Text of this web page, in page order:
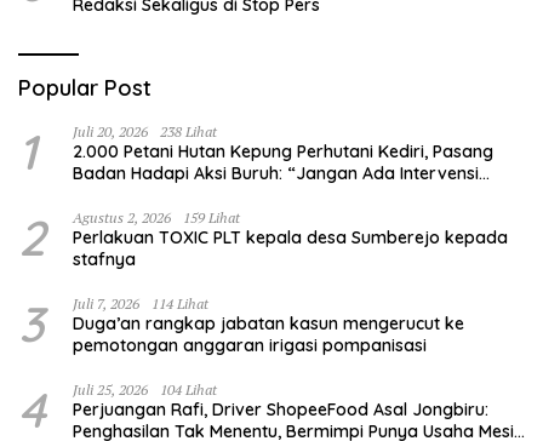
Redaksi Sekaligus di Stop Pers
Popular Post
1 Juli 20, 2026 238 Lihat
2.000 Petani Hutan Kepung Perhutani Kediri, Pasang
Badan Hadapi Aksi Buruh: “Jangan Ada Intervensi
2 Agustus 2, 2026 159 Lihat
Perlakuan TOXIC PLT kepala desa Sumberejo kepada
stafnya
3 Juli 7, 2026 114 Lihat
Duga’an rangkap jabatan kasun mengerucut ke
pemotongan anggaran irigasi pompanisasi
4 Juli 25, 2026 104 Lihat
Perjuangan Rafi, Driver ShopeeFood Asal Jongbiru:
Penghasilan Tak Menentu, Bermimpi Punya Usaha Mesin